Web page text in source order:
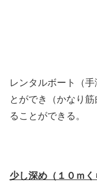
レンタルボート（
とができ（かなり
ることができる。
少し深め（１０ｍく